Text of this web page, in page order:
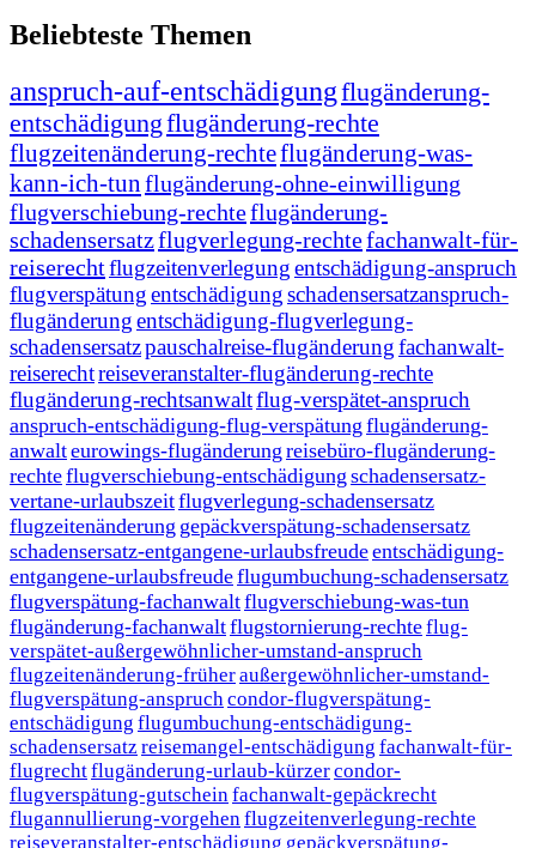
Beliebteste Themen
anspruch-auf-entschädigungflugänderung-
entschädigungflugänderung-rechte
flugzeitenänderung-rechteflugänderung-was-
kann-ich-tun flugänderung-ohne-einwilligung
flugverschiebung-rechteflugänderung-
schadensersatzflugverlegung-rechtefachanwalt-für-
reiserechtflugzeitenverlegungentschädigung-anspruch
flugverspätungentschädigungschadensersatzanspruch-
flugänderungentschädigung-flugverlegung-
schadensersatzpauschalreise-flugänderungfachanwalt-
reiserechtreiseveranstalter-flugänderung-rechte
flugänderung-rechtsanwaltflug-verspätet-anspruch
anspruch-entschädigung-flug-verspätung flugänderung-
anwalteurowings-flugänderung reisebüro-flugänderung-
rechteflugverschiebung-entschädigung schadensersatz-
vertane-urlaubszeitflugverlegung-schadensersatz
flugzeitenänderung gepäckverspätung-schadensersatz
schadensersatz-entgangene-urlaubsfreudeentschädigung-
entgangene-urlaubsfreudeflugumbuchung-schadensersatz
flugverspätung-fachanwaltflugverschiebung-was-tun
flugänderung-fachanwaltflugstornierung-rechteflug-
verspätet-außergewöhnlicher-umstand-anspruch
flugzeitenänderung-früheraußergewöhnlicher-umstand-
flugverspätung-anspruch condor-flugverspätung-
entschädigung flugumbuchung-entschädigung-
schadensersatz reisemangel-entschädigung fachanwalt-für-
flugrechtflugänderung-urlaub-kürzercondor-
flugverspätung-gutschein fachanwalt-gepäckrecht
flugannullierung-vorgehen flugzeitenverlegung-rechte
reiseveranstalter-entschädigung gepäckverspätung-